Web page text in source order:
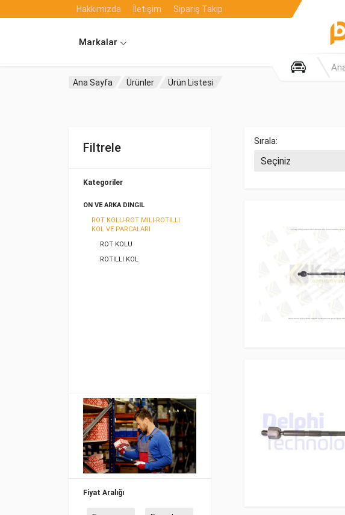
Hakkımızda İletişim Sipariş Takip
Markalar
Ana Sayfa Ürünler Ürün Listesi
Filtrele
Kategoriler
ON VE ARKA DINGIL
ROT KOLU-ROT MILI-ROTILLI
KOL VE PARCALARI
ROT KOLU
ROTILLI KOL
Fiyat Aralığı
Sırala: